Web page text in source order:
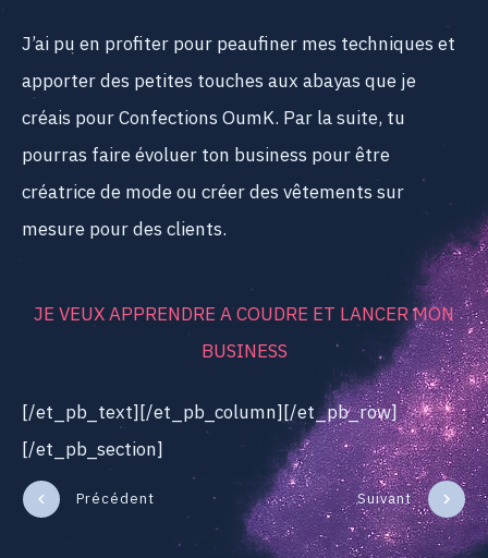
J’ai pu en profiter pour peaufiner mes techniques et
apporter des petites touches aux abayas que je
créais pour Confections OumK. Par la suite, tu
pourras faire évoluer ton business pour être
créatrice de mode ou créer des vêtements sur
mesure pour des clients.
JE VEUX APPRENDRE A COUDRE ET LANCER MON
BUSINESS
[/et_pb_text][/et_pb_column][/et_pb_row]
[/et_pb_section]
Précédent Suivant